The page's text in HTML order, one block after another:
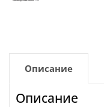
Описание
Описание